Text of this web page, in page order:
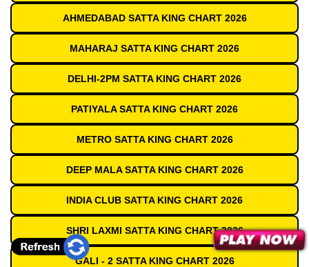
AHMEDABAD SATTA KING CHART 2026
MAHARAJ SATTA KING CHART 2026
DELHI-2PM SATTA KING CHART 2026
PATIYALA SATTA KING CHART 2026
METRO SATTA KING CHART 2026
DEEP MALA SATTA KING CHART 2026
INDIA CLUB SATTA KING CHART 2026
SHRI LAXMI SATTA KING CHART 2026
GALI - 2 SATTA KING CHART 2026